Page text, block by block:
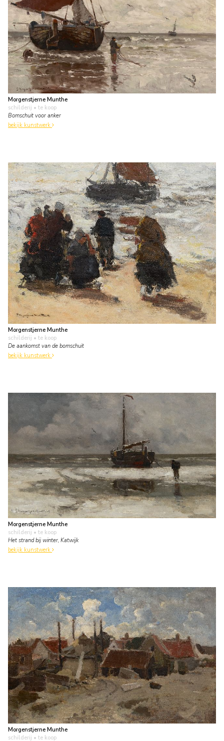
Morgenstjerne Munthe
schilderij • te koop
Bomschuit voor anker
bekijk kunstwerk
Morgenstjerne Munthe
schilderij • te koop
De aankomst van de bomschuit
bekijk kunstwerk
Morgenstjerne Munthe
schilderij • te koop
Het strand bij winter, Katwijk
bekijk kunstwerk
Morgenstjerne Munthe
schilderij • te koop